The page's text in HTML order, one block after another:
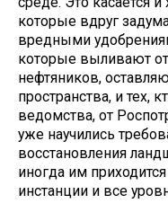
которые вдруг
вредными
которые выливают
нефтяников,
пространства, и тех,
ведомства, от
уже научились
восстановления
иногда им
инстанции и все